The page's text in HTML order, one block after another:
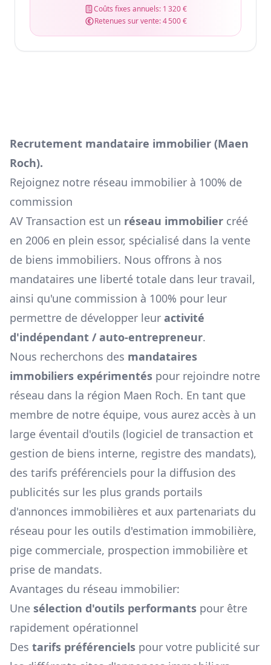
Coûts fixes annuels: 1 320 €
Retenues sur vente:4 500 €
Recrutement mandataire immobilier (Maen
Roch).
Rejoignez notre réseau immobilier à 100% de
commission
AV Transaction est un réseau immobilier créé
en 2006 en plein essor, spécialisé dans la vente
de biens immobiliers. Nous offrons à nos
mandataires une liberté totale dans leur travail,
ainsi qu'une commission à 100% pour leur
permettre de développer leur activité
d'indépendant / auto-entrepreneur.
Nous recherchons des mandataires
immobiliers expérimentés pour rejoindre notre
réseau dans la région Maen Roch. En tant que
membre de notre équipe, vous aurez accès à un
large éventail d'outils (logiciel de transaction et
gestion de biens interne, registre des mandats),
des tarifs préférenciels pour la diffusion des
publicités sur les plus grands portails
d'annonces immobilières et aux partenariats du
réseau pour les outils d'estimation immobilière,
pige commerciale, prospection immobilière et
prise de mandats.
Avantages du réseau immobilier:
Une sélection d'outils performants pour être
rapidement opérationnel
Des tarifs préférenciels pour votre publicité sur